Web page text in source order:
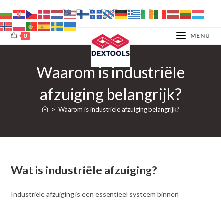
naar
inhoud
0 MENU
Waarom is industriële
afzuiging belangrijk?
> Waarom is industriële afzuiging belangrijk?
Wat is industriële afzuiging?
Industriële afzuiging is een essentieel systeem binnen